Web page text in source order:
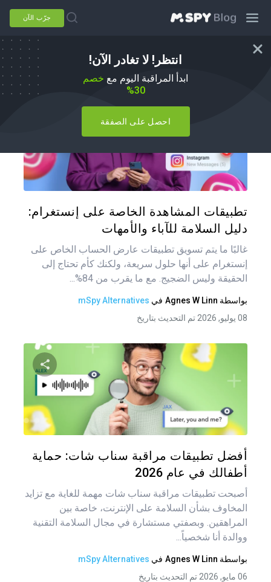
جرّب الآن
انتظر! لا تغادر الآن!
ابدأ المراقبة اليوم مع خصم
30%
احصل على الصفقة
بدائل mSpy
تطبيقات المشاهدة الخاصة على إنستغرام:
دليل السلامة للآباء والأمهات
غالبًا ما يتم تسويق تطبيقات عارض الحساب الخاص على
إنستغرام على أنها حلول سريعة، ولكنك كأم تحتاج إلى
الحقيقة وليس الضجيج. مع ما يقرب من 84%...
بواسطة Agnes W Linn في mSpy Alternatives
08 يوليو, 2026 تم التحديث بتاريخ
شارك
أفضل تطبيقات مراقبة سناب شات: حماية
أطفالك في عام 2026
أصبحت تطبيقات مراقبة سناب شات مهمة للغاية مع تزايد
المخاوف بشأن السلامة على الإنترنت، خاصة بين
المراهقين. وبصفتي مستشارة في مجال السلامة التقنية
ووالدة أنا شخصياً...
بواسطة Agnes W Linn في mSpy Alternatives
06 مايو, 2026 تم التحديث بتاريخ